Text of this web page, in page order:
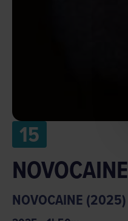
15
NOVOCAINE
NOVOCAINE (2025)